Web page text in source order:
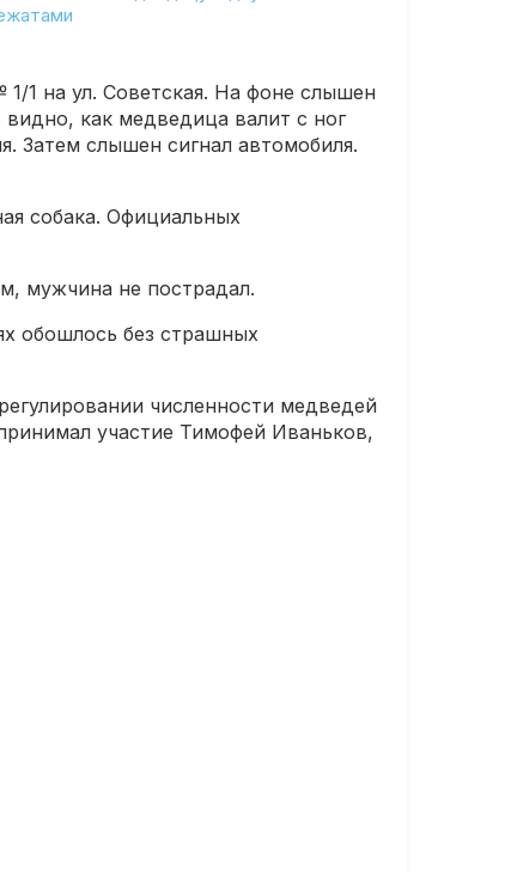
1 на ул. Советская. На фоне слышен
как медведица валит с ног
Затем слышен сигнал автомобиля.
собака. Официальных
мужчина не пострадал.
обошлось без страшных
численности медведей
участие Тимофей Иваньков,